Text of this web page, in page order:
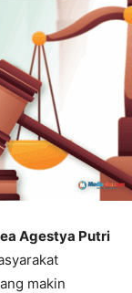
Agestya Putri
makin